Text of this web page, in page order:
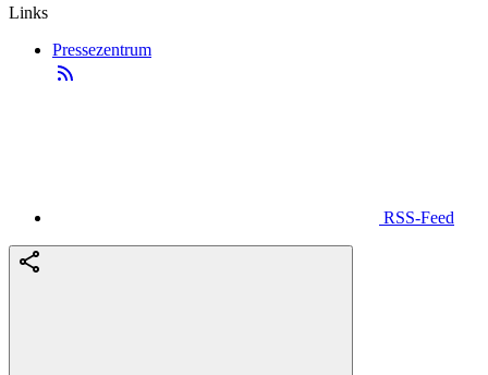
Links
Pressezentrum
RSS-Feed